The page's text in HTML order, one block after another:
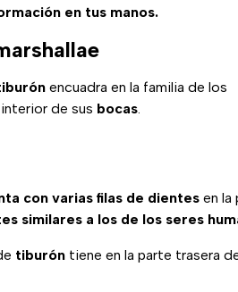
en tus manos.
encuadra en la familia de los
de sus bocas.
con varias filas de dientes en la
similares a los de los seres
tiburón tiene en la parte trasera